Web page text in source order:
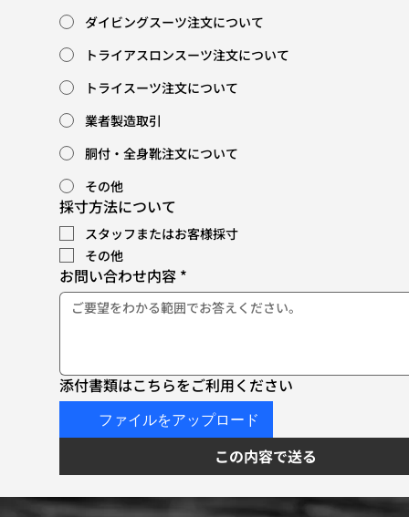
ダイビングスーツ注文について
トライアスロンスーツ注文について
トライスーツ注文について
業者製造取引
胴付・全身靴注文について
その他
採寸方法について
スタッフまたはお客様採寸
その他
お問い合わせ内容 *
添付書類はこちらをご利用ください
ファイルをアップロード
この内容で送る